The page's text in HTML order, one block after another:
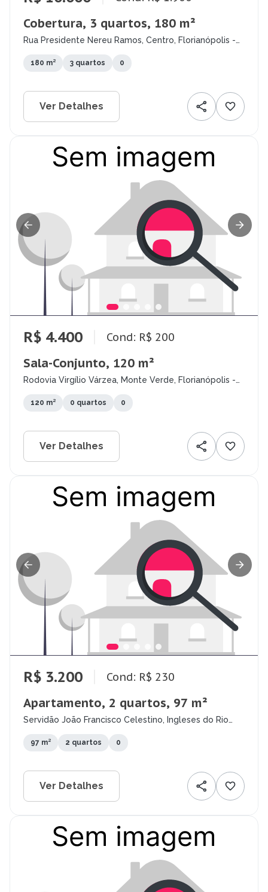
Cobertura, 3 quartos, 180 m²
Rua Presidente Nereu Ramos, Centro, Florianópolis -
180 m² 3 quartos 0
Ver Detalhes
R$ 4.400 Cond: R$ 200
Sala-Conjunto, 120 m²
Rodovia Virgílio Várzea, Monte Verde, Florianópolis -
120 m² 0 quartos 0
Ver Detalhes
R$ 3.200 Cond: R$ 230
Apartamento, 2 quartos, 97 m²
Servidão João Francisco Celestino, Ingleses do Rio
97 m² 2 quartos 0
Ver Detalhes